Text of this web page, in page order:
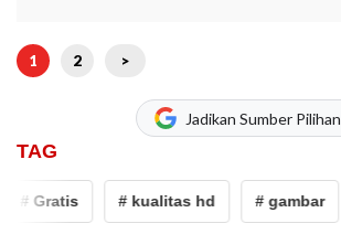
1 2 >
Jadikan Sumber Pilihan
TAG
# Gratis # kualitas hd # gambar